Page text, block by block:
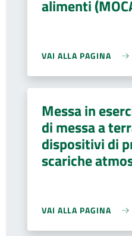
alimenti
VAI ALLA PAGINA
Messa in
di messa a
dispositivi di
scariche
VAI ALLA PAGINA